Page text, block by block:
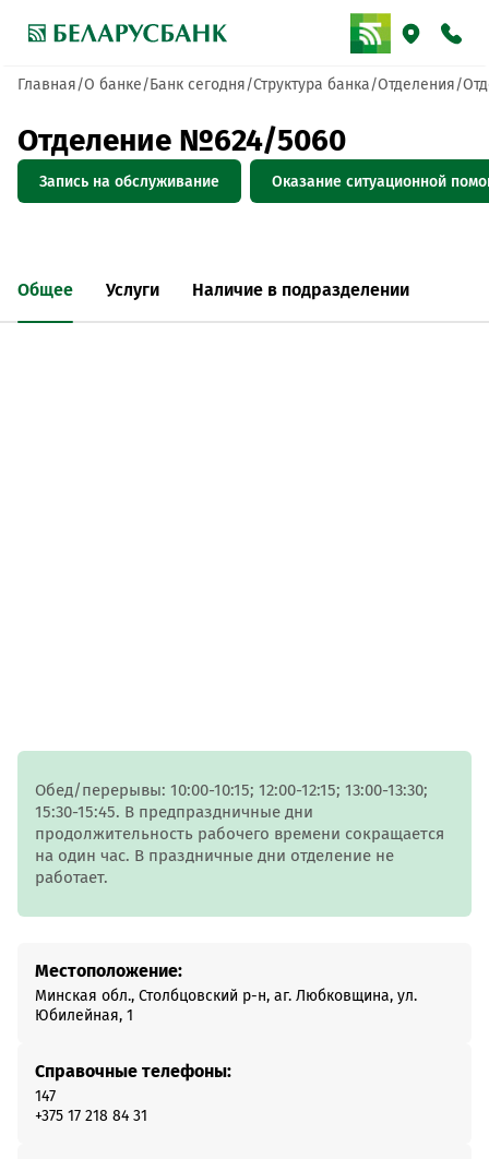
Главная О банке Банк сегодня Структура банка Отделения
Отделение №624/5060
Запись на обслуживание Оказание ситуационной
Общее Услуги Наличие в подразделении
Обед/перерывы: 10:00-10:15; 12:00-12:15; 13:00-13:30;
15:30-15:45. В предпраздничные дни
продолжительность рабочего времени сокращается
на один час. В праздничные дни отделение не
работает.
Местоположение:
Минская обл., Столбцовский р-н, аг. Любковщина, ул.
Юбилейная, 1
Справочные телефоны:
147
+375 17 218 84 31